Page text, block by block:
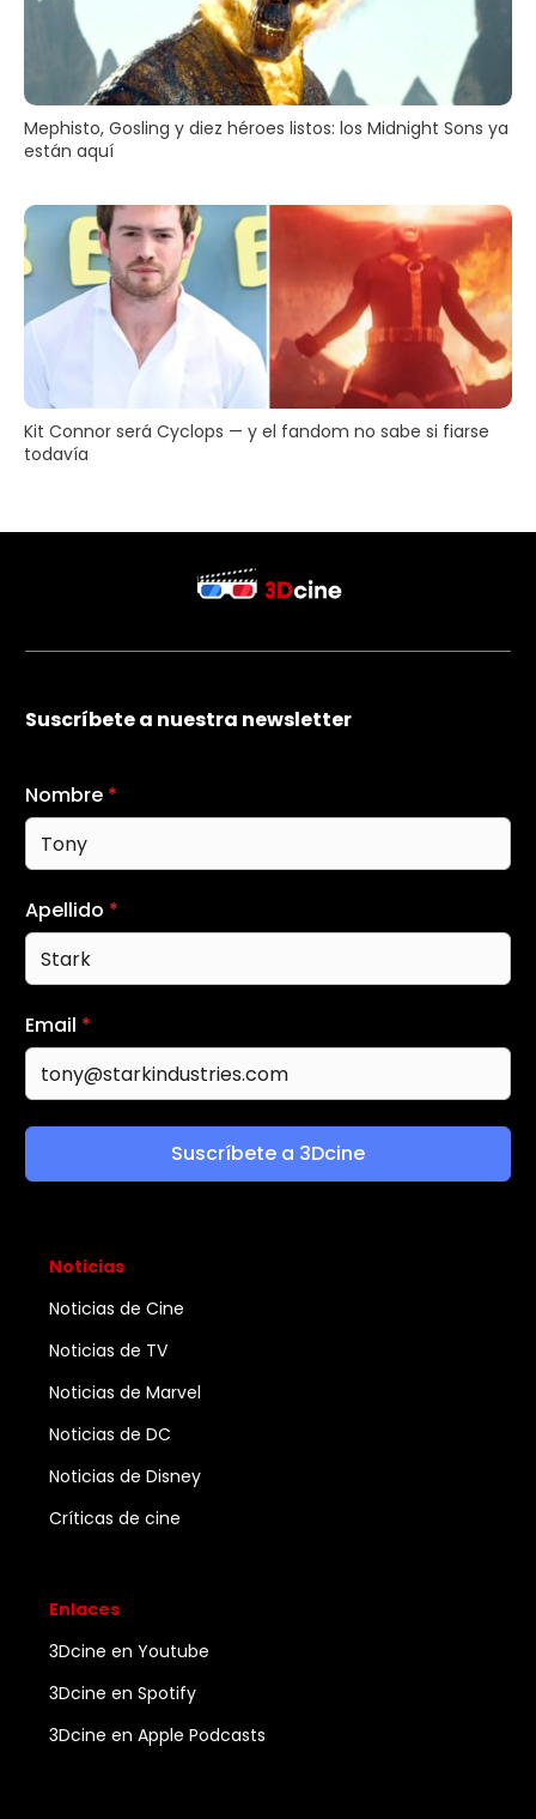
Mephisto, Gosling y diez héroes listos: los Midnight Sons ya
están aquí
Kit Connor será Cyclops — y el fandom no sabe si fiarse
todavía
Suscríbete a nuestra newsletter
Nombre *
Apellido *
Email *
Suscríbete a 3Dcine
Noticias
Noticias de Cine
Noticias de TV
Noticias de Marvel
Noticias de DC
Noticias de Disney
Críticas de cine
Enlaces
3Dcine en Youtube
3Dcine en Spotify
3Dcine en Apple Podcasts